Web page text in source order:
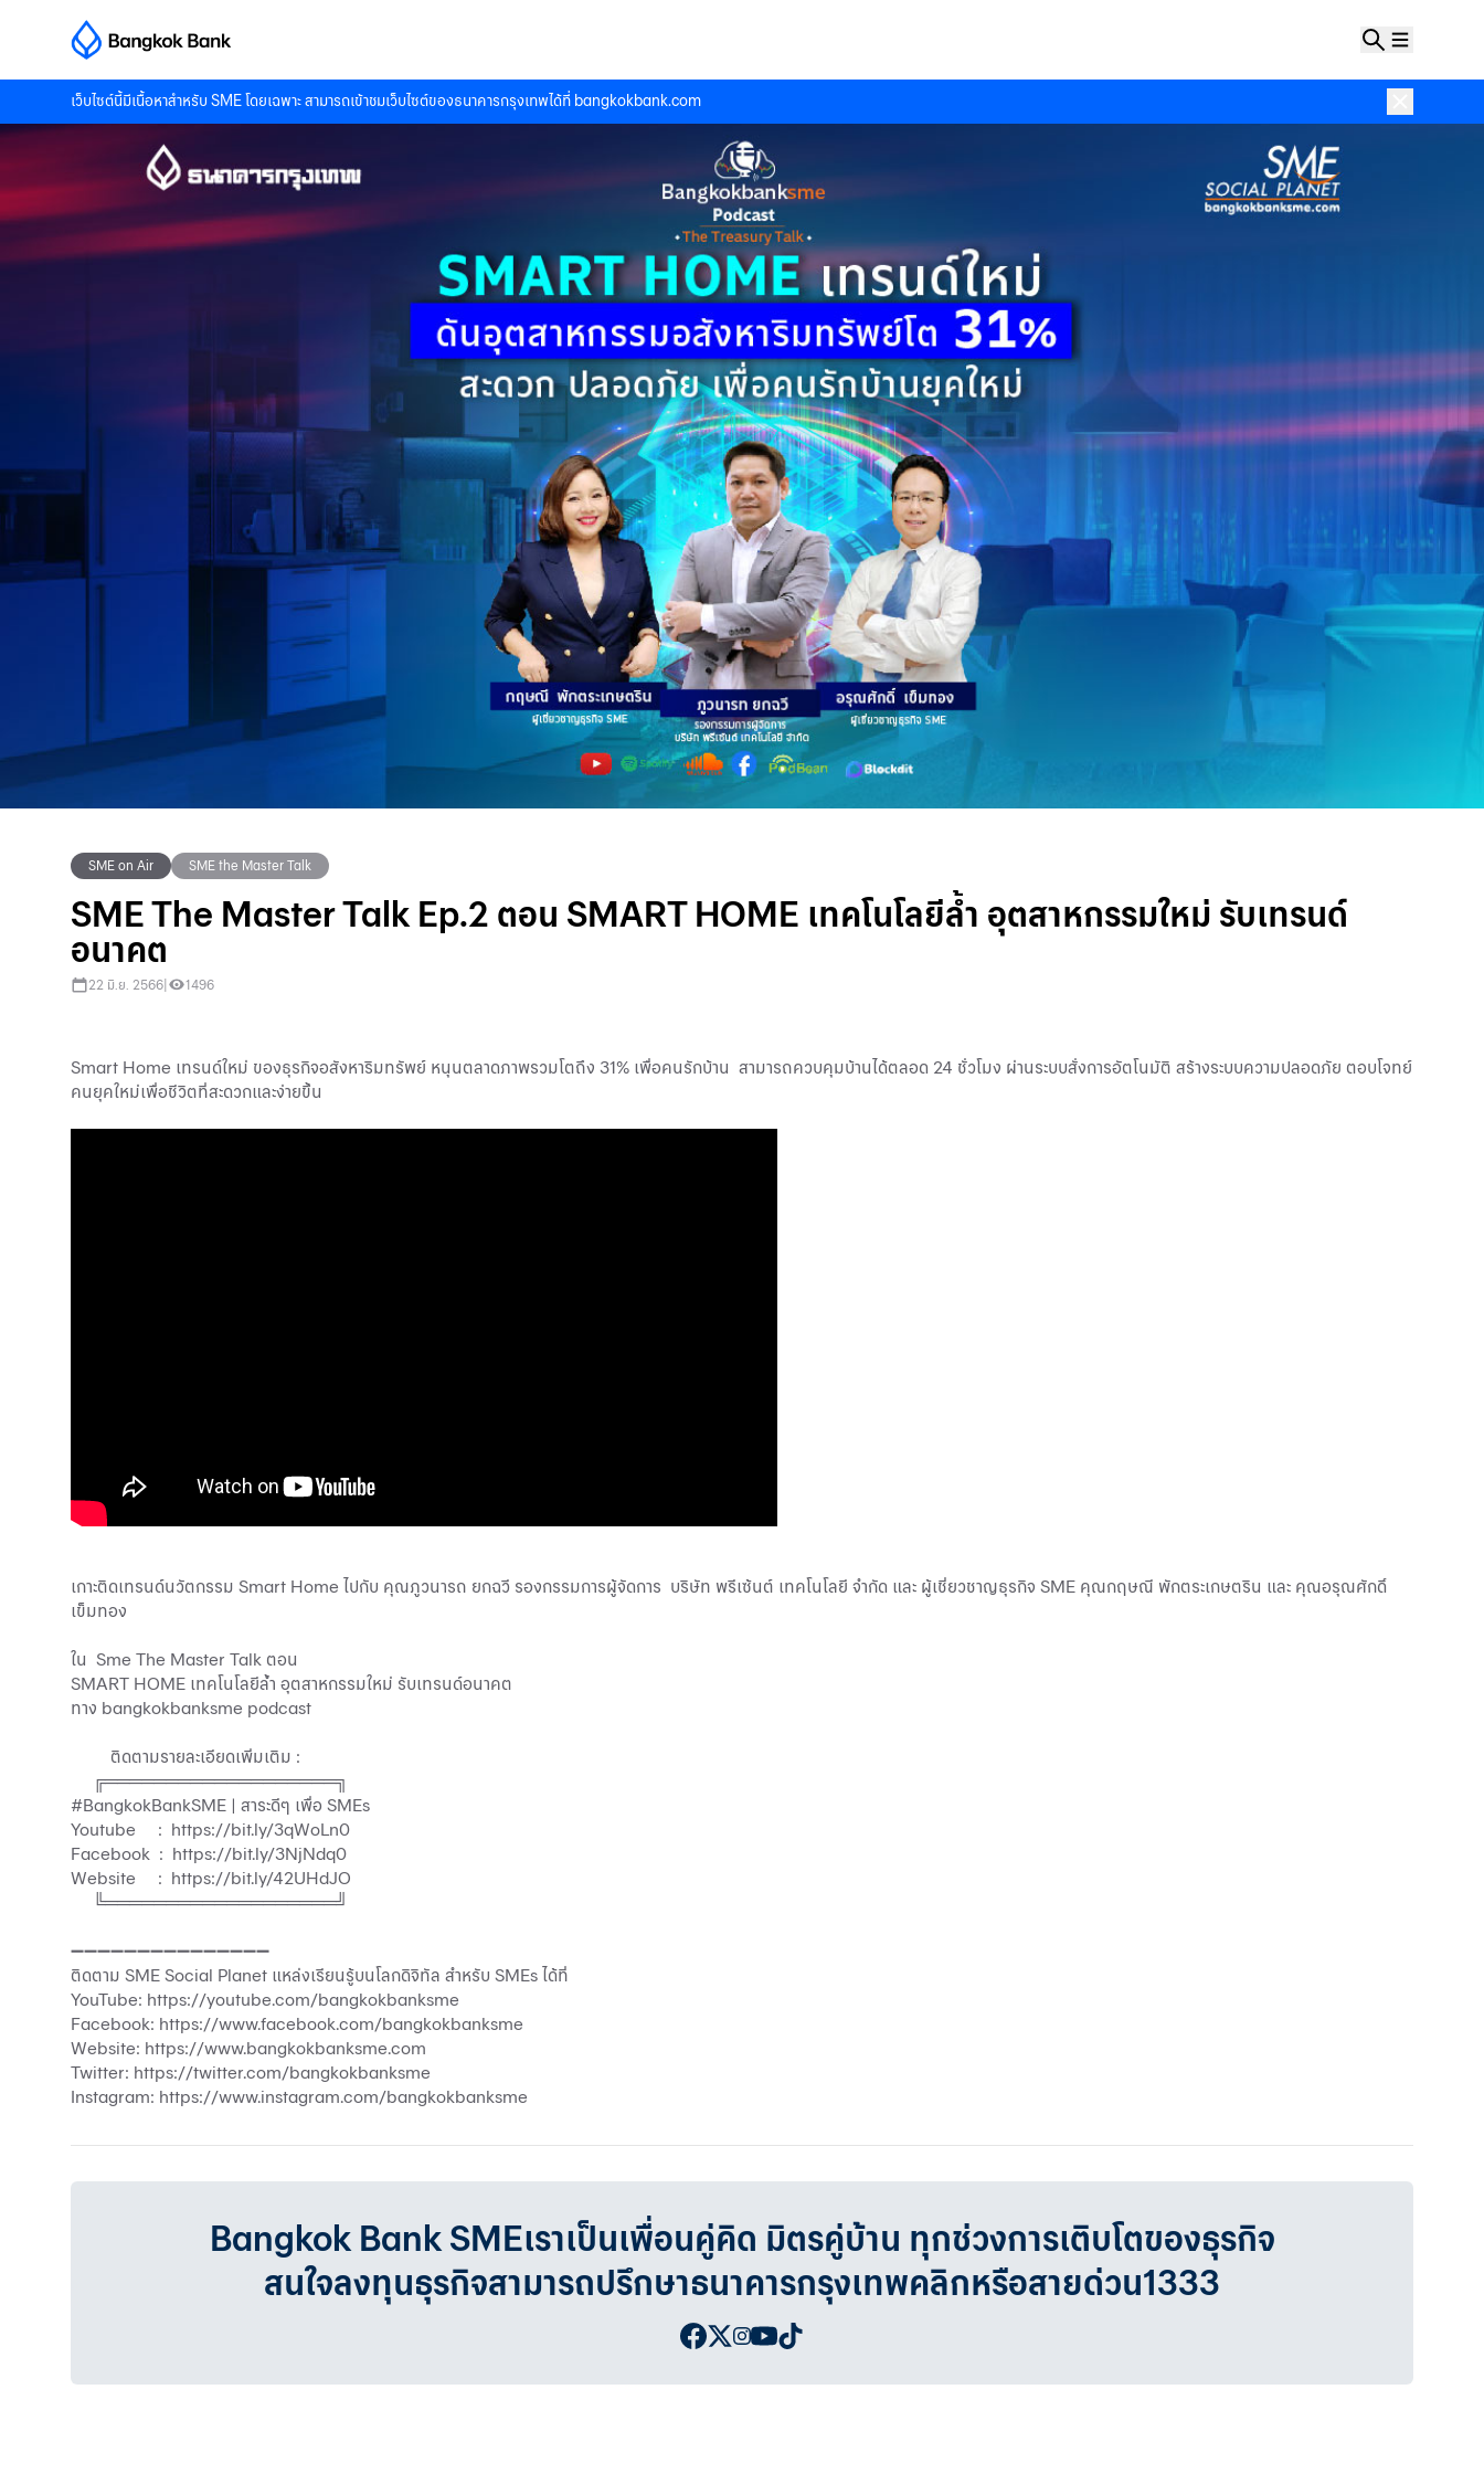
เว็บไซต์นี้มีเนื้อหาสำหรับ SME โดยเฉพาะ สามารถเข้าชมเว็บไซต์ของธนาคารกรุงเทพได้ที่ bangkokbank.com
SME on Air SME the Master Talk
SME The Master Talk Ep.2 ตอน SMART HOME เทคโนโลยีล้ำ อุตสาหกรรมใหม่ รับเทรนด์
อนาคต
22 มิ.ย. 2566 1496
Smart Home เทรนด์ใหม่ ของธุรกิจอสังหาริมทรัพย์ หนุนตลาดภาพรวมโตถึง 31% เพื่อคนรักบ้าน สามารถควบคุมบ้านได้ตลอด 24 ชั่วโมง ผ่านระบบสั่งการอัตโนมัติ สร้างระบบความปลอดภัย ตอบโจทย์
คนยุคใหม่เพื่อชีวิตที่สะดวกและง่ายขึ้น
เกาะติดเทรนด์นวัตกรรม Smart Home ไปกับ คุณภูวนารถ ยกฉวี รองกรรมการผู้จัดการ บริษัท พรีเซ้นต์ เทคโนโลยี จำกัด และ ผู้เชี่ยวชาญธุรกิจ SME คุณกฤษณี พักตระเกษตริน และ คุณอรุณศักดิ์
เข็มทอง
ใน Sme The Master Talk ตอน
SMART HOME เทคโนโลยีล้ำ อุตสาหกรรมใหม่ รับเทรนด์อนาคต
ทาง bangkokbanksme podcast
ติดตามรายละเอียดเพิ่มเติม :
╔═══════════════════╗
#BangkokBankSME | สาระดีๆ เพื่อ SMEs
Youtube : https://bit.ly/3qWoLn0
Facebook : https://bit.ly/3NjNdq0
Website : https://bit.ly/42UHdJO
╚═══════════════════╝
➖➖➖➖➖➖➖➖➖➖➖➖➖➖➖
ติดตาม SME Social Planet แหล่งเรียนรู้บนโลกดิจิทัล สำหรับ SMEs ได้ที่
YouTube: https://youtube.com/bangkokbanksme
Facebook: https://www.facebook.com/bangkokbanksme
Website: https://www.bangkokbanksme.com
Twitter: https://twitter.com/bangkokbanksme
Instagram: https://www.instagram.com/bangkokbanksme
Bangkok Bank SMEเราเป็นเพื่อนคู่คิด มิตรคู่บ้าน ทุกช่วงการเติบโตของธุรกิจ
สนใจลงทุนธุรกิจสามารถปรึกษาธนาคารกรุงเทพคลิกหรือสายด่วน1333